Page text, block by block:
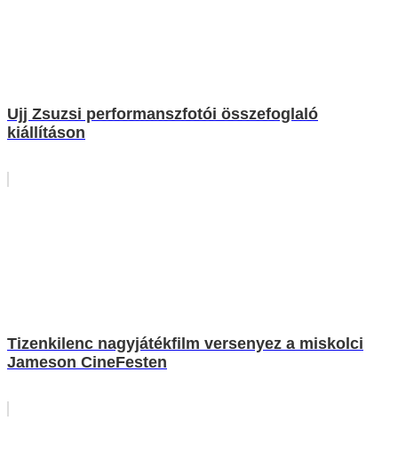
Ujj Zsuzsi performanszfotói összefoglaló
kiállításon
Tizenkilenc nagyjátékfilm versenyez a miskolci
Jameson CineFesten